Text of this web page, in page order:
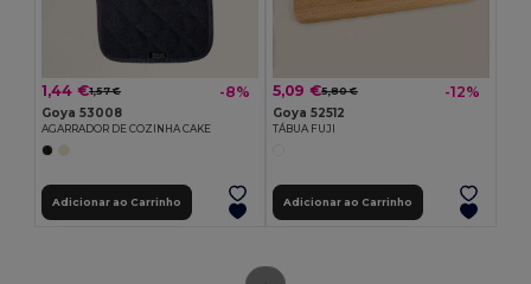
1,44 €1,57 € -8%
Goya 53008
AGARRADOR DE COZINHA CAKE
Adicionar ao Carrinho
5,09 €5,80 € -12%
Goya 52512
TÁBUA FUJI
Adicionar ao Carrinho